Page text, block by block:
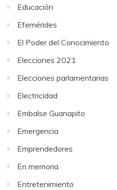
Educación
Efemérides
El Poder del Conocimiento
Elecciones 2021
Elecciones parlamentarias
Electricidad
Embalse Guanapito
Emergencia
Emprendedores
En memoria
Entretenimiento